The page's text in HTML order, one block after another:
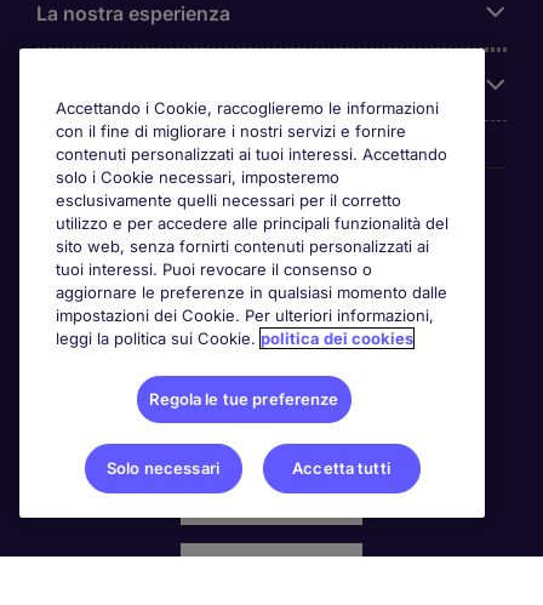
La nostra esperienza
Awards
Accettando i Cookie, raccoglieremo le informazioni
con il fine di migliorare i nostri servizi e fornire
contenuti personalizzati ai tuoi interessi. Accettando
solo i Cookie necessari, imposteremo
esclusivamente quelli necessari per il corretto
utilizzo e per accedere alle principali funzionalità del
sito web, senza fornirti contenuti personalizzati ai
tuoi interessi. Puoi revocare il consenso o
aggiornare le preferenze in qualsiasi momento dalle
impostazioni dei Cookie. Per ulteriori informazioni,
leggi la politica sui Cookie. politica dei cookies
Regola le tue preferenze
Solo necessari Accetta tutti